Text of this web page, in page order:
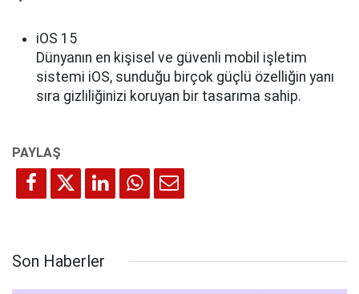
iOS 15
Dünyanın en kişisel ve güvenli mobil işletim
sistemi iOS, sunduğu birçok güçlü özelliğin yanı
sıra gizliliğinizi koruyan bir tasarıma sahip.
Son Haberler